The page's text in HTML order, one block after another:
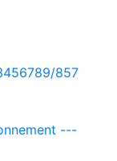
857
---